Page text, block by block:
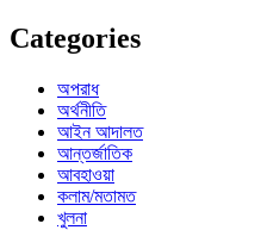
Categories
অপরাধ
অর্থনীতি
আইন আদালত
আন্তর্জাতিক
আবহাওয়া
কলাম/মতামত
খুলনা